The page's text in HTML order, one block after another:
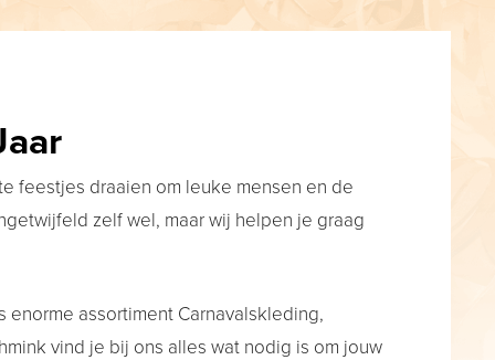
feestjes draaien om leuke mensen en de
zelf wel, maar wij helpen je graag
assortiment Carnavalskleding,
vind je bij ons alles wat nodig is om jouw